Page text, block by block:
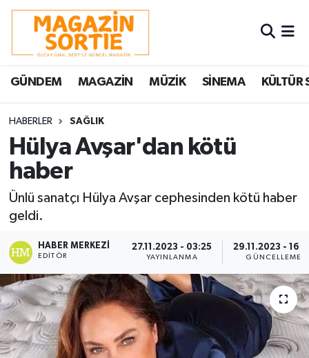
GÜNDEM MAGAZİN MÜZİK SİNEMA KÜLTÜR
HABERLER SAĞLIK
Hülya Avşar'dan kötü
haber
Ünlü sanatçı Hülya Avşar cephesinden kötü haber
geldi.
HABER MERKEZI
EDITÖR
27.11.2023 - 03:25
YAYINLANMA
29.11.2023 -
GÜNCELLEME
Nöbetçi Eczaneler
Hava Durumu
Trafik Durumu
Süper Lig Puan Durumu ve Fikstür
Tüm Manşetler